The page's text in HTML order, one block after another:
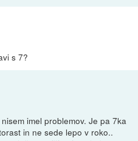
s 7?
imel problemov. Je pa 7ka
in ne sede lepo v roko..